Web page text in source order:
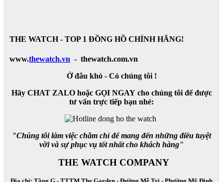
THE WATCH - TOP 1 ĐỒNG HỒ CHÍNH HÃNG!
www.thewatch.vn - thewatch.com.vn
Ở đâu khó - Có chúng tôi !
Hãy CHAT ZALO hoặc GỌI NGAY cho chúng tôi để được
tư vấn trực tiếp bạn nhé:
"Chúng tôi làm việc chăm chỉ để mang đến những điều tuyệt
vời và sự phục vụ tốt nhất cho khách hàng"
THE WATCH COMPANY